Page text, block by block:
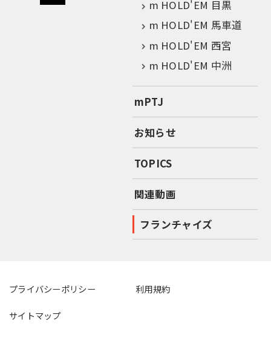
m HOLD'EM 目黒
m HOLD'EM 馬車道
m HOLD'EM 西宮
m HOLD'EM 中洲
mPTJ
お知らせ
TOPICS
関連動画
フランチャイズ
プライバシーポリシー 利用規約
サイトマップ